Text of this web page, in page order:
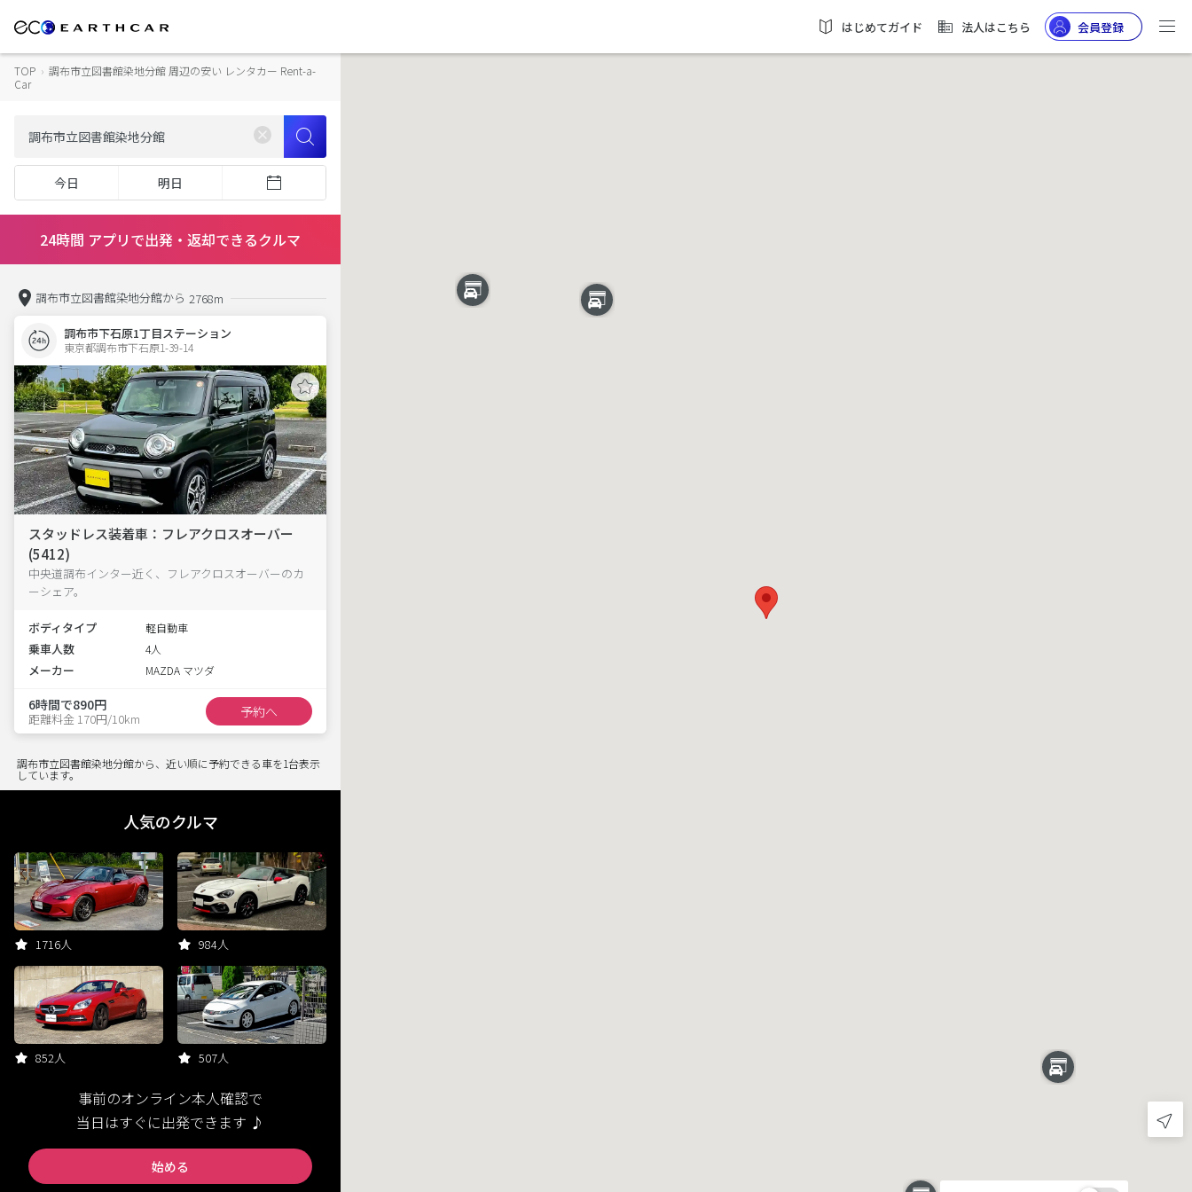
はじめてガイド 法人はこちら 会員登録
TOP › 調布市立図書館染地分館 周辺の安い レンタカー Rent-a-
Car
今日 明日
24時間 アプリで出発・返却できるクルマ
調布市立図書館染地分館から 2768m
調布市下石原1丁目ステーション
東京都調布市下石原1-39-14
スタッドレス装着車：フレアクロスオーバー
(5412)
中央道調布インター近く、フレアクロスオーバーのカ
ーシェア。
ボディタイプ 軽自動車
乗車人数 4人
メーカー MAZDA マツダ
6時間で890円
距離料金 170円/10km 予約へ
調布市立図書館染地分館から、近い順に予約できる車を1台表示
しています。
人気のクルマ
1716人 984人
852人 507人
事前のオンライン本人確認で
当日はすぐに出発できます ♪
始める